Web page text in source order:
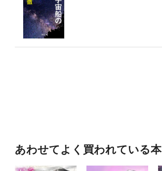
あわせてよく買われている本